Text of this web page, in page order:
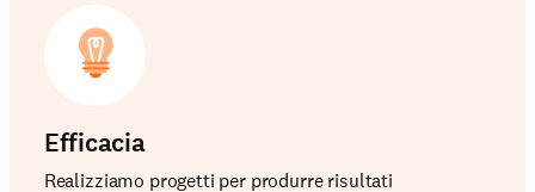
Efficacia
Realizziamo progetti per produrre risultati